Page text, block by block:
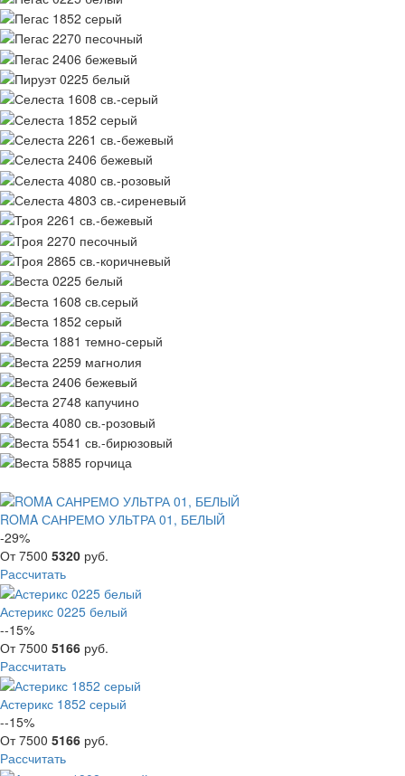
ROMA САНРЕМО УЛЬТРА 01, БЕЛЫЙ
-29%
От7500 5320 руб.
Рассчитать
Астерикс 0225 белый
--15%
От7500 5166 руб.
Рассчитать
Астерикс 1852 серый
--15%
От7500 5166 руб.
Рассчитать